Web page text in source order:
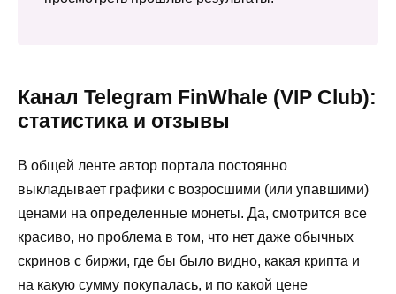
Канал Telegram FinWhale (VIP Club):
статистика и отзывы
В общей ленте автор портала постоянно
выкладывает графики с возросшими (или упавшими)
ценами на определенные монеты. Да, смотрится все
красиво, но проблема в том, что нет даже обычных
скринов с биржи, где бы было видно, какая крипта и
на какую сумму покупалась, и по какой цене